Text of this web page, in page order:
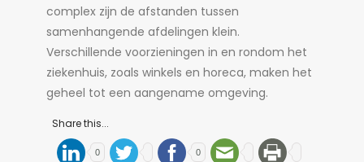
complex zijn de afstanden tussen
samenhangende afdelingen klein.
Verschillende voorzieningen in en rondom het
ziekenhuis, zoals winkels en horeca, maken het
geheel tot een aangename omgeving.
Share this...
0 0